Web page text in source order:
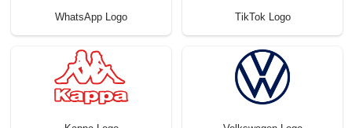
WhatsApp Logo TikTok Logo